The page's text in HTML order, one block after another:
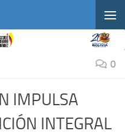
0
IMPULSA
INTEGRAL